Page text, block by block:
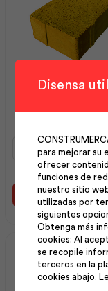
Adoquín
Adoquín
Rústico
Separador
06x10x21
Amber
Dolmen
Añadir al
Disensa
para mejorar su
ofrecer
funciones de
nuestro sitio
utilizadas por
siguientes
Obtenga más
cookies: Al
se recopile
terceros en la
cookies abajo.